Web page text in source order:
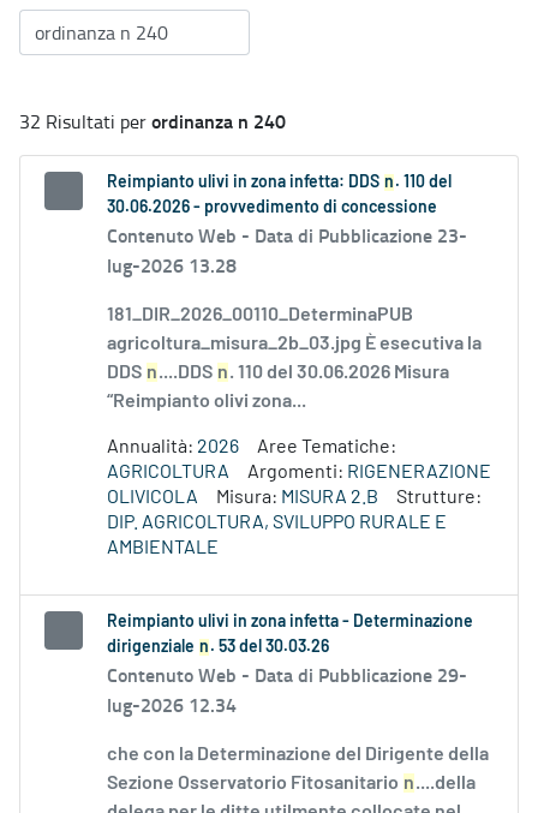
32 Risultati perordinanza n 240
Reimpianto ulivi in zona infetta: DDS n . 110 del
30.06.2026 - provvedimento di concessione
Contenuto Web - Data di Pubblicazione 23-
lug-2026 13.28
181_DIR_2026_00110_DeterminaPUB
agricoltura_misura_2b_03.jpg È esecutiva la
DDS n....DDS n. 110 del 30.06.2026 Misura
“Reimpianto olivi zona...
Annualità: 2026
Aree Tematiche:
AGRICOLTURA
Argomenti: RIGENERAZIONE
OLIVICOLA
Misura: MISURA 2.B
Strutture:
DIP. AGRICOLTURA, SVILUPPO RURALE E
AMBIENTALE
Reimpianto ulivi in zona infetta - Determinazione
dirigenziale n . 53 del 30.03.26
Contenuto Web - Data di Pubblicazione 29-
lug-2026 12.34
che con la Determinazione del Dirigente della
Sezione Osservatorio Fitosanitario n....della